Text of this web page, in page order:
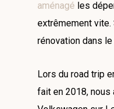
aménagé les
extrêmement vite.
rénovation dans le
Lors du road trip
fait en 2018, nous